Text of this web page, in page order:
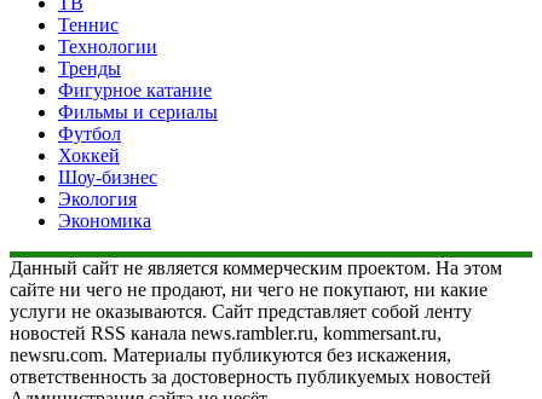
Теннис
Технологии
Тренды
Фигурное катание
Фильмы и сериалы
Футбол
Хоккей
Шоу-бизнес
Экология
Экономика
Данный сайт не является коммерческим проектом. На этом
сайте ни чего не продают, ни чего не покупают, ни какие
услуги не оказываются. Сайт представляет собой ленту
новостей RSS канала news.rambler.ru, kommersant.ru,
newsru.com. Материалы публикуются без искажения,
ответственность за достоверность публикуемых новостей